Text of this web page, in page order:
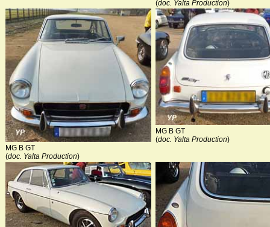
(doc. Yalta Production)
MG B GT
(doc. Yalta Production)
MG B GT
(doc. Yalta Production)